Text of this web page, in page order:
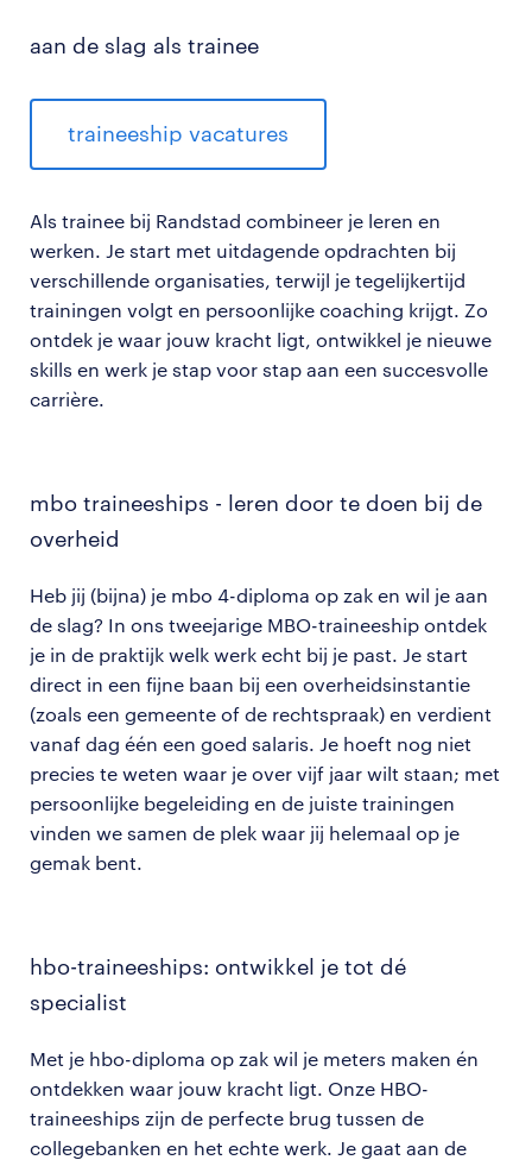
aan de slag als trainee
traineeship vacatures
Als trainee bij Randstad combineer je leren en
werken. Je start met uitdagende opdrachten bij
verschillende organisaties, terwijl je tegelijkertijd
trainingen volgt en persoonlijke coaching krijgt. Zo
ontdek je waar jouw kracht ligt, ontwikkel je nieuwe
skills en werk je stap voor stap aan een succesvolle
carrière.
mbo traineeships - leren door te doen bij de
overheid
Heb jij (bijna) je mbo 4-diploma op zak en wil je aan
de slag? In ons tweejarige MBO-traineeship ontdek
je in de praktijk welk werk echt bij je past. Je start
direct in een fijne baan bij een overheidsinstantie
(zoals een gemeente of de rechtspraak) en verdient
vanaf dag één een goed salaris. Je hoeft nog niet
precies te weten waar je over vijf jaar wilt staan; met
persoonlijke begeleiding en de juiste trainingen
vinden we samen de plek waar jij helemaal op je
gemak bent.
hbo-traineeships: ontwikkel je tot dé
specialist
Met je hbo-diploma op zak wil je meters maken én
ontdekken waar jouw kracht ligt. Onze HBO-
traineeships zijn de perfecte brug tussen de
collegebanken en het echte werk. Je gaat aan de